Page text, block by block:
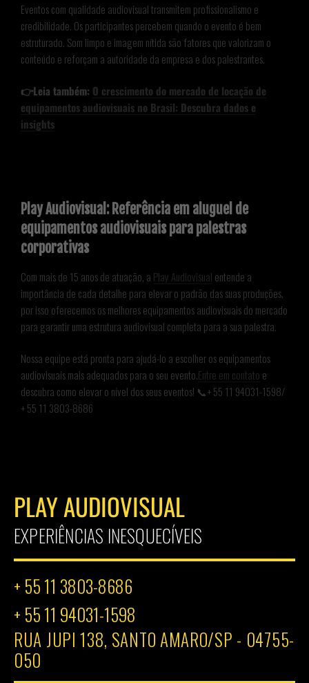
Eventos com qualidade audiovisual transmitem profissionalismo e
credibilidade. Os participantes percebem quando o evento é bem
estruturado. Som limpo e imagem nítida são fatores que valorizam o
conteúdo e reforçam a autoridade da empresa e dos palestrantes.
👉Leia também: O crescimento do mercado de locação de
equipamentos audiovisuais no Brasil: Descubra dados e
insights
Play Audiovisual: Referência em aluguel de
equipamentos audiovisuais para palestras
corporativas
Com mais de 15 anos de atuação, a Play Audiovisual entende a
importância de cada detalhe para elevar o padrão das suas produções,
por isso oferecemos os melhores equipamentos audiovisuais do mercado
para garantir uma estrutura audiovisual completa para a sua palestra.
Nossa equipe está pronta para ajudá-lo a escolher os equipamentos
audiovisuais mais adequados para o seu evento.Entre em contato e
descubra como elevar o nível dos seus eventos! 📞+ 55 11 94031-1598/
+ 55 11 3803-8686
PLAY AUDIOVISUAL
EXPERIÊNCIAS INESQUECÍVEIS
+ 55 11 3803-8686
+ 55 11 94031-1598
RUA JUPI 138, SANTO AMARO/SP - 04755-
050